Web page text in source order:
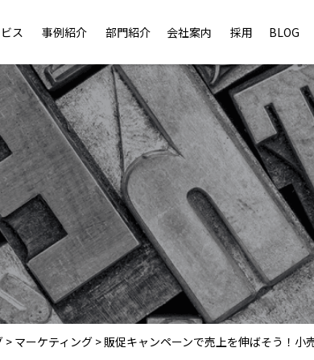
ス 事例紹介 部門紹介 会社案内 採用 BLOG
> マーケティング > 販促キャンペーンで売上を伸ばそう！小